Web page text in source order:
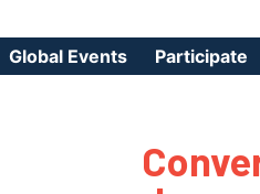
Global Events Participate
How to